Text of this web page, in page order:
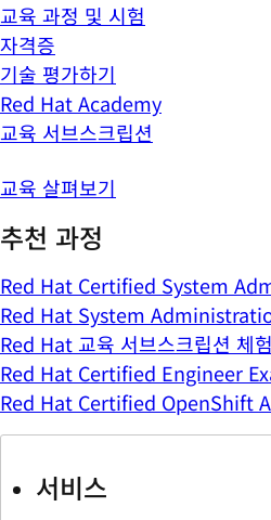
교육 과정 및 시험
자격증
기술 평가하기
Red Hat Academy
교육 서브스크립션
교육 살펴보기
추천 과정
Red Hat Certified System
Red Hat System
Red Hat 교육 서브스크립션 체
Red Hat Certified Engineer
Red Hat Certified OpenShift
서비스